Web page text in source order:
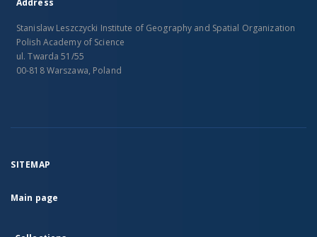
Address
Stanislaw Leszczycki Institute of Geography and Spatial Organization
Polish Academy of Science
ul. Twarda 51/55
00-818 Warszawa, Poland
SITEMAP
Main page